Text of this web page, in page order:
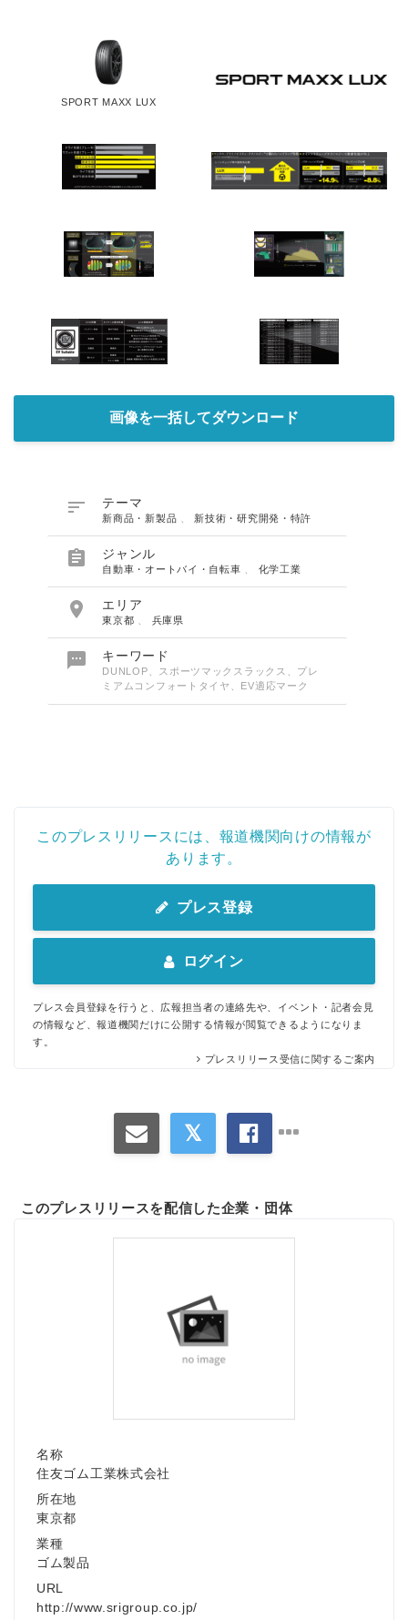
SPORT MAXX LUX
画像を一括してダウンロード
 テーマ
新商品・新製品 新技術・研究開発・特許
 ジャンル
自動車・オートバイ・自転車 化学工業
 エリア
東京都 兵庫県
 キーワード
DUNLOP、スポーツマックスラックス、プレ
ミアムコンフォートタイヤ、EV適応マーク
このプレスリリースには、報道機関向けの情報が
あります。
プレス登録
ログイン
プレス会員登録を行うと、広報担当者の連絡先や、イベント・記者会見
の情報など、報道機関だけに公開する情報が閲覧できるようになりま
す。
プレスリリース受信に関するご案内
このプレスリリースを配信した企業・団体
名称
住友ゴム工業株式会社
所在地
東京都
業種
ゴム製品
URL
http://www.srigroup.co.jp/